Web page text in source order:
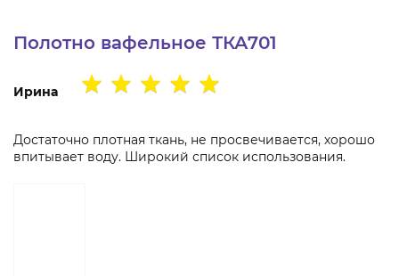
Полотно вафельное ТКА701
Ирина
Достаточно плотная ткань, не просвечивается, хорошо
впитывает воду. Широкий список использования.